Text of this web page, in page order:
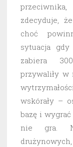
zdecyduje,
choć
sytuacja gdy
zabiera
przywaliły w
wskórały –
bazę i
nie gra.